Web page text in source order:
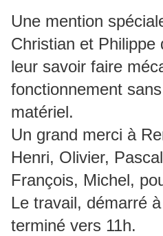
Une mention
Christian et Philippe
leur savoir faire
fonctionnement
matériel.
Un grand merci à
Henri, Olivier,
François, Michel,
Le travail, démarré à
terminé vers 11h.